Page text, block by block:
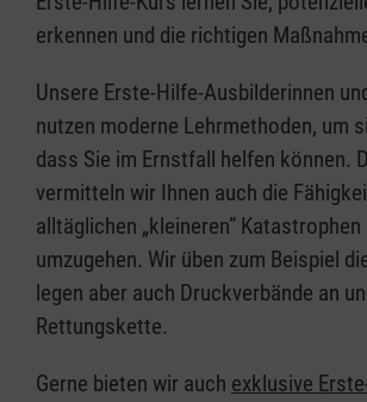
erkennen und die richtigen
Unsere Erste-Hilfe-Ausbilderinnen
nutzen moderne Lehrmethoden, um
dass Sie im Ernstfall helfen können.
vermitteln wir Ihnen auch die
alltäglichen „kleineren” Katastrophen
umzugehen. Wir üben zum Beispiel
legen aber auch Druckverbände an
Rettungskette.
Gerne bieten wir auch exklusive